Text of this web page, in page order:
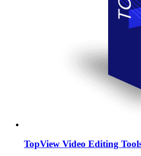
TopView Video Editing